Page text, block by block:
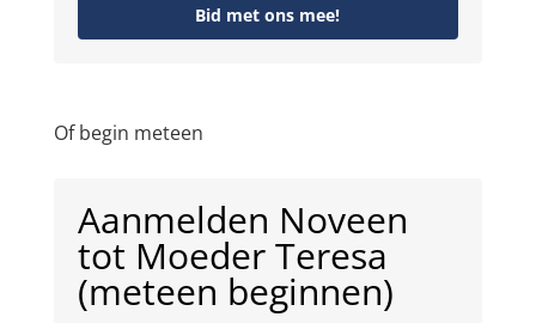
Bid met ons mee!
Of begin meteen
Aanmelden Noveen
tot Moeder Teresa
(meteen beginnen)